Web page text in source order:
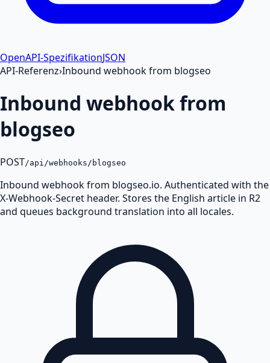
OpenAPI-SpezifikationJSON
API-Referenz›Inbound webhook from blogseo
Inbound webhook from
blogseo
POST/api/webhooks/blogseo
Inbound webhook from blogseo.io. Authenticated with the
X-Webhook-Secret header. Stores the English article in R2
and queues background translation into all locales.